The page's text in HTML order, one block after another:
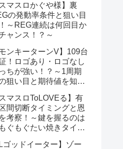
スマスロかぐや様】裏
の発動率条件と狙い目
～REG連続は何回目か
ャンス！？～
モンキーターンV】109台
！ロゴあり・ロゴなし
ちが強い！？～1周期
狙い目と期待値を知っ
スマスロToLOVEる】有
間切断タイミングと恩
考察！～鍵を握るのは
もぐもぐたい焼きタイ
Lゴッドイーター】ゾー